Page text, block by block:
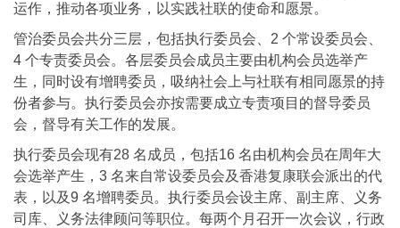
运作，推动各项业务，以实践社联的使命和愿景。
管治委员会共分三层，包括执行委员会、2 个常设委员会、
4 个专责委员会。各层委员会成员主要由机构会员选举产
生，同时设有增聘委员，吸纳社会上与社联有相同愿景的持
份者参与。执行委员会亦按需要成立专责项目的督导委员
会，督导有关工作的发展。
执行委员会现有28 名成员，包括16 名由机构会员在周年大
会选举产生，3 名来自常设委员会及香港复康联会派出的代
表，以及9 名增聘委员。执行委员会设主席、副主席、义务
司库、义务法律顾问等职位。每两个月召开一次会议，行政